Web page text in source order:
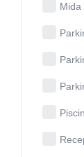
Mida